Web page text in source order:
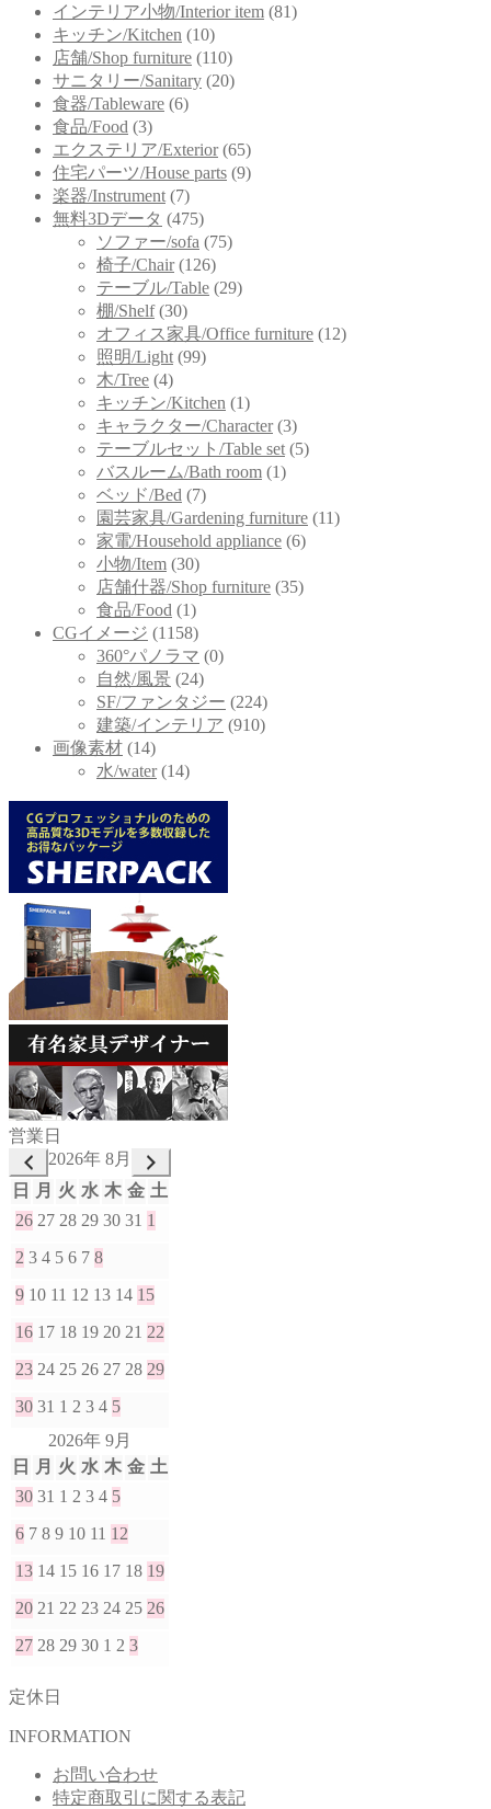
インテリア小物/Interior item (81)
キッチン/Kitchen (10)
店舗/Shop furniture (110)
サニタリー/Sanitary (20)
食器/Tableware (6)
食品/Food (3)
エクステリア/Exterior (65)
住宅パーツ/House parts (9)
楽器/Instrument (7)
無料3Dデータ (475)
ソファー/sofa (75)
椅子/Chair (126)
テーブル/Table (29)
棚/Shelf (30)
オフィス家具/Office furniture (12)
照明/Light (99)
木/Tree (4)
キッチン/Kitchen (1)
キャラクター/Character (3)
テーブルセット/Table set (5)
バスルーム/Bath room (1)
ベッド/Bed (7)
園芸家具/Gardening furniture (11)
家電/Household appliance (6)
小物/Item (30)
店舗什器/Shop furniture (35)
食品/Food (1)
CGイメージ (1158)
360°パノラマ (0)
自然/風景 (24)
SF/ファンタジー (224)
建築/インテリア (910)
画像素材 (14)
水/water (14)
営業日
2026年 8月
日
月 火 水 木 金 土
26 27 28 29 30 31 1
2 3 4 5 6 7 8
9 10 11 12 13 14 15
16 17 18 19 20 21 22
23 24 25 26 27 28 29
30 31 1 2 3 4 5
2026年 9月
日
月 火 水 木 金 土
30 31 1 2 3 4 5
6 7 8 9 10 11 12
13 14 15 16 17 18 19
20 21 22 23 24 25 26
27 28 29 30 1 2 3
定休日
INFORMATION
お問い合わせ
特定商取引に関する表記